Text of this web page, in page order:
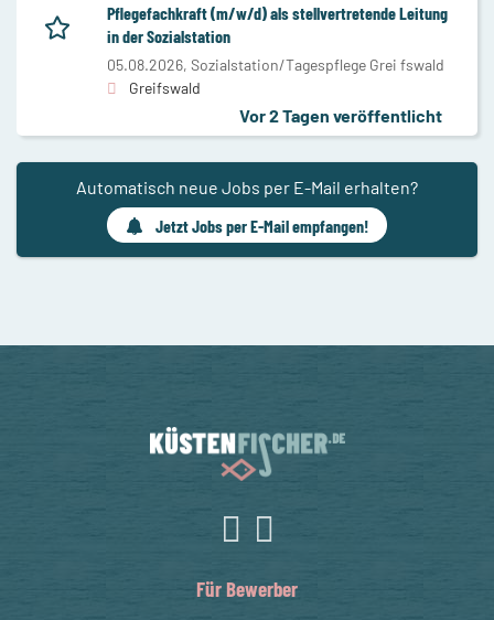
Pflegefachkraft (m/w/d) als stellvertretende Leitung
in der Sozialstation
05.08.2026, Sozialstation/Tagespflege Grei fswald
Greifswald
Vor 2 Tagen veröffentlicht
Automatisch neue Jobs per E-Mail erhalten?
Jetzt Jobs per E-Mail empfangen!
Für Bewerber